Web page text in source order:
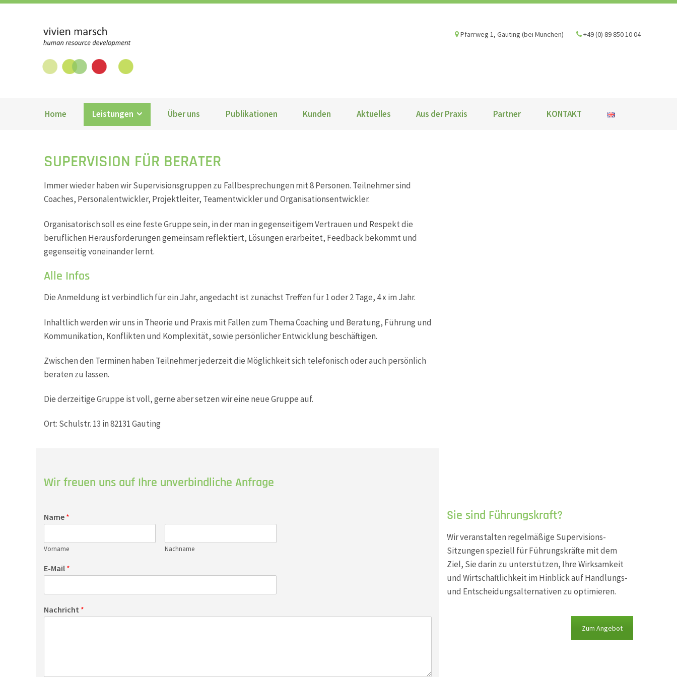
Pfarrweg 1, Gauting (bei München) +49 (0) 89 850 10 04
Home Leistungen Über uns Publikationen Kunden Aktuelles Aus der Praxis Partner KONTAKT
SUPERVISION FÜR BERATER
Immer wieder haben wir Supervisionsgruppen zu Fallbesprechungen mit 8 Personen. Teilnehmer sind
Coaches, Personalentwickler, Projektleiter, Teamentwickler und Organisationsentwickler.
Organisatorisch soll es eine feste Gruppe sein, in der man in gegenseitigem Vertrauen und Respekt die
beruflichen Herausforderungen gemeinsam reflektiert, Lösungen erarbeitet, Feedback bekommt und
gegenseitig voneinander lernt.
Alle Infos
Die Anmeldung ist verbindlich für ein Jahr, angedacht ist zunächst Treffen für 1 oder 2 Tage, 4 x im Jahr.
Inhaltlich werden wir uns in Theorie und Praxis mit Fällen zum Thema Coaching und Beratung, Führung und
Kommunikation, Konflikten und Komplexität, sowie persönlicher Entwicklung beschäftigen.
Zwischen den Terminen haben Teilnehmer jederzeit die Möglichkeit sich telefonisch oder auch persönlich
beraten zu lassen.
Die derzeitige Gruppe ist voll, gerne aber setzen wir eine neue Gruppe auf.
Ort: Schulstr. 13 in 82131 Gauting
Wir freuen uns auf Ihre unverbindliche Anfrage
Name *
Vorname Nachname
E-Mail *
Nachricht *
Sie sind Führungskraft?
Wir veranstalten regelmäßige Supervisions-
Sitzungen speziell für Führungskräfte mit dem
Ziel, Sie darin zu unterstützen, Ihre Wirksamkeit
und Wirtschaftlichkeit im Hinblick auf Handlungs-
und Entscheidungsalternativen zu optimieren.
Zum Angebot